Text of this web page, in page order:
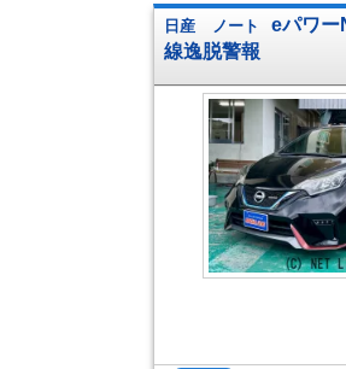
日産 ノート
eパワ
線逸脱警報